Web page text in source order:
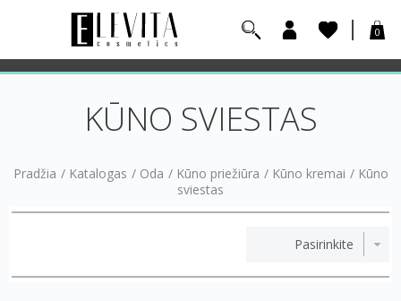
0
KŪNO SVIESTAS
Pradžia / Katalogas / Oda / Kūno priežiūra / Kūno kremai / Kūno
sviestas